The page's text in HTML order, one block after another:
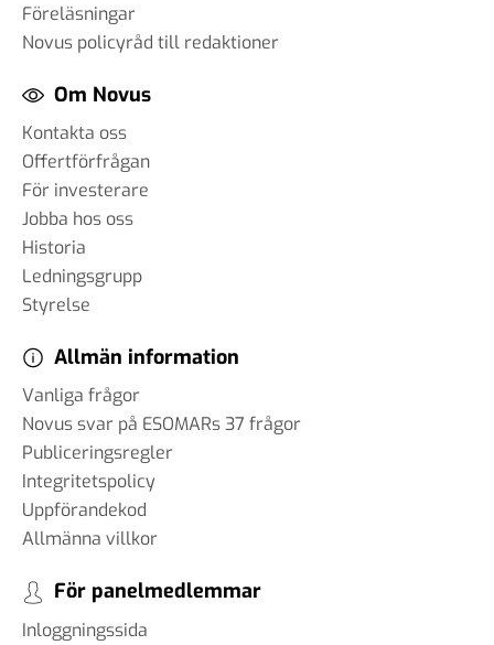
Föreläsningar
Novus policyråd till redaktioner
Om Novus
Kontakta oss
Offertförfrågan
För investerare
Jobba hos oss
Historia
Ledningsgrupp
Styrelse
Allmän information
Vanliga frågor
Novus svar på ESOMARs 37 frågor
Publiceringsregler
Integritetspolicy
Uppförandekod
Allmänna villkor
För panelmedlemmar
Inloggningssida